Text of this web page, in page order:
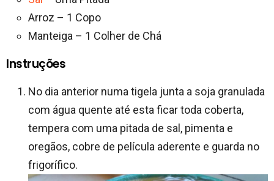
Arroz – 1 Copo
Manteiga – 1 Colher de Chá
Instruções
No dia anterior numa tigela junta a soja granulada
com água quente até esta ficar toda coberta,
tempera com uma pitada de sal, pimenta e
oregãos, cobre de película aderente e guarda no
frigorífico.